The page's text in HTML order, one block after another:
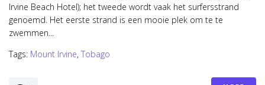
Irvine Beach Hotel); het tweede wordt vaak het surfersstrand
genoemd. Het eerste strand is een mooie plek om te te
zwemmen...
Tags: Mount Irvine, Tobago